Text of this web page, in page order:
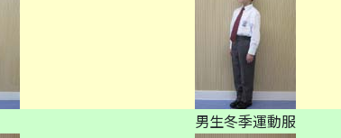
男生冬季運動服